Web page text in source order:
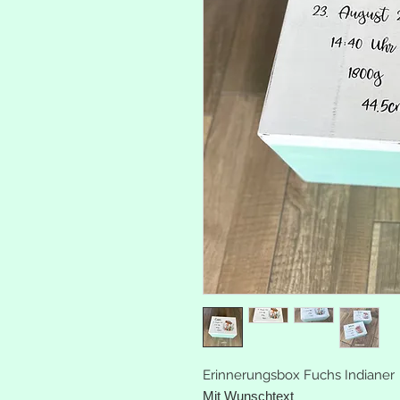
Erinnerungsbox Fuchs Indianer
Mit Wunschtext